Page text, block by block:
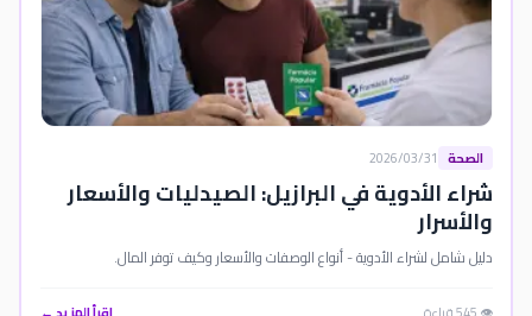
الصحة 2026/03/31
شراء الأدوية في البرازيل: الصيدليات والأسعار
والأسرار
دليل شامل لشراء الأدوية - أنواع الوصفات والأسعار وكيف توفر المال.